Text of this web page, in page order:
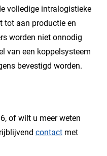
volledige intralogistieke
tot aan productie en
worden niet onnodig
van een koppelsysteem
bevestigd worden.
of wilt u meer weten
contact met